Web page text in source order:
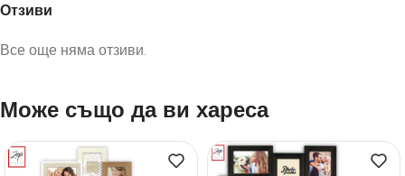
Отзиви
Все още няма отзиви.
Може също да ви хареса